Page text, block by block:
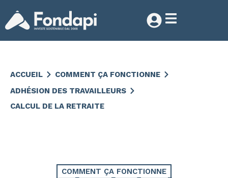
ACCUEIL
COMMENT ÇA FONCTIONNE
ADHÉSION DES TRAVAILLEURS
CALCUL DE LA RETRAITE
COMMENT ÇA FONCTIONNE